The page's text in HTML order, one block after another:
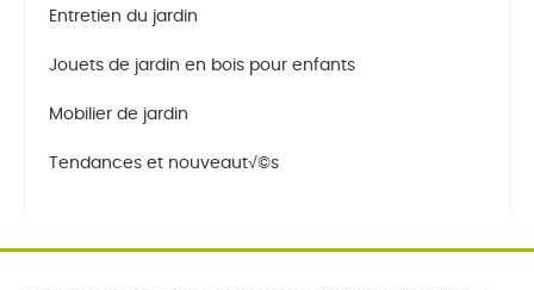
Entretien du jardin
Jouets de jardin en bois pour enfants
Mobilier de jardin
Tendances et nouveaut√©s